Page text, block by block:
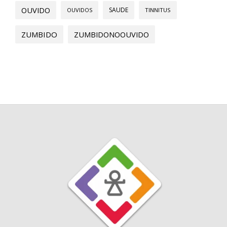
OUVIDO OUVIDOS SAUDE TINNITUS
ZUMBIDO ZUMBIDONOOUVIDO